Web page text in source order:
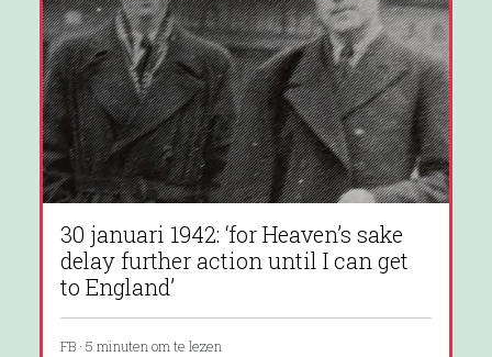
30 januari 1942: ‘for Heaven’s sake
delay further action until I can get
to England’
FB · 5 minuten om te lezen